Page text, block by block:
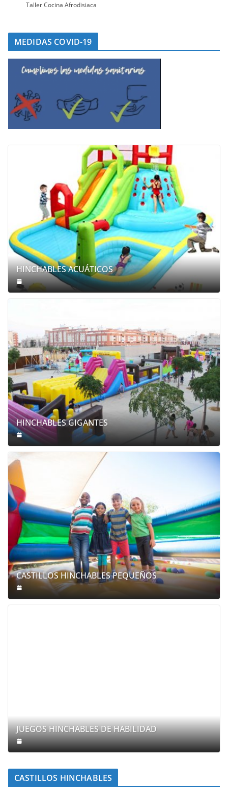
Taller Cocina Afrodisiaca
MEDIDAS COVID-19
HINCHABLES ACUÁTICOS
HINCHABLES GIGANTES
CASTILLOS HINCHABLES PEQUEÑOS
JUEGOS HINCHABLES DE HABILIDAD
CASTILLOS HINCHABLES